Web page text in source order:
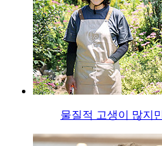
물질적 고생이 많지